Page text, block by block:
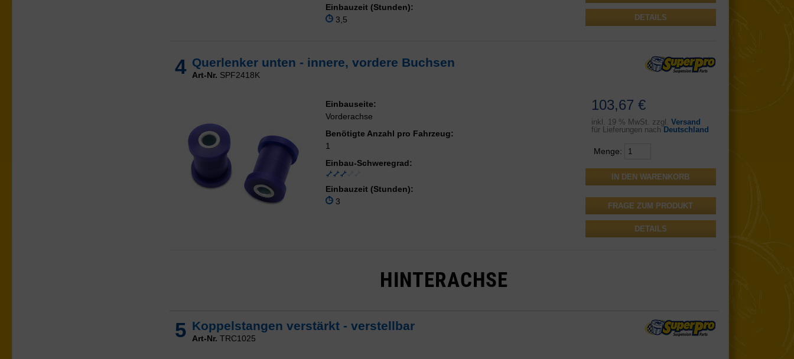
DETAILS
Einbauzeit (Stunden):
3,5
4 Querlenker unten - innere, vordere Buchsen
Art-Nr. SPF2418K
103,67 €
inkl. 19 % MwSt. zzgl. Versand
für Lieferungen nach Deutschland
Menge:
FRAGE ZUM PRODUKT
DETAILS
Einbauseite:
Vorderachse
Benötigte Anzahl pro Fahrzeug:
1
Einbau-Schweregrad:
Einbauzeit (Stunden):
3
HINTERACHSE
5 Koppelstangen verstärkt - verstellbar
Art-Nr. TRC1025